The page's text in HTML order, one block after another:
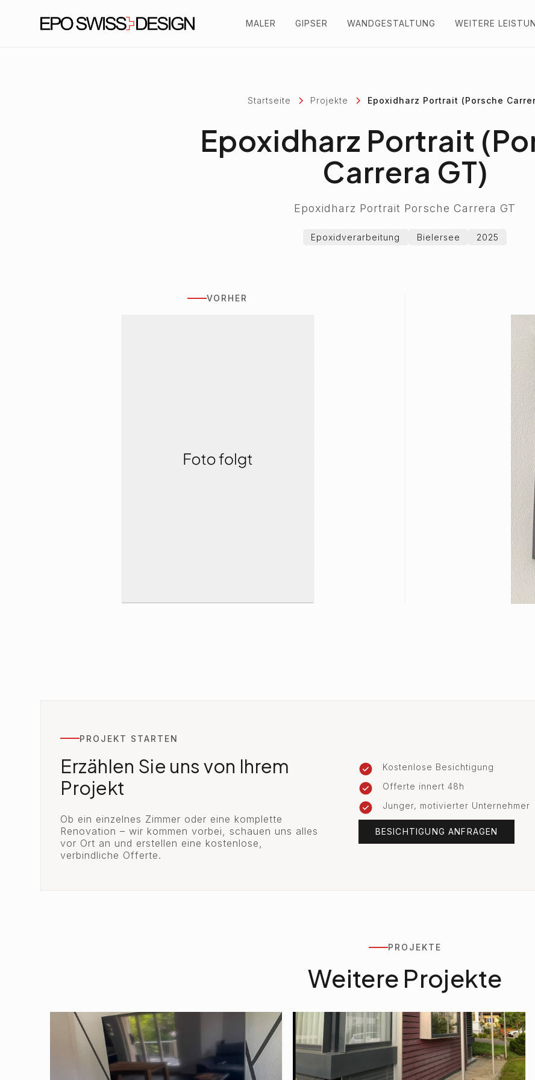
MALER GIPSER WANDGESTALTUNG WEITERE
Startseite Projekte Epoxidharz Portrait (Porsche
Epoxidharz Portrait
Carrera GT)
Epoxidharz Portrait Porsche Carrera GT
Epoxidverarbeitung Bielersee 2025
VORHER
PROJEKT STARTEN
Erzählen Sie uns von Ihrem
Projekt
Ob ein einzelnes Zimmer oder eine komplette
Renovation – wir kommen vorbei, schauen uns alles
vor Ort an und erstellen eine kostenlose,
verbindliche Offerte.
Kostenlose Besichtigung
Offerte innert 48h
Junger, motivierter Unternehmer
BESICHTIGUNG ANFRAGEN
PROJEKTE
Weitere Projekte